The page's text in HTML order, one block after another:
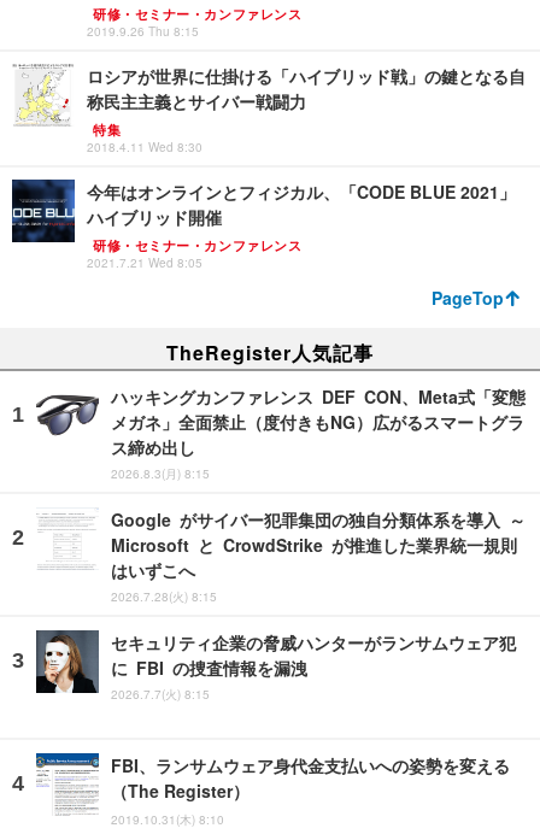
研修・セミナー・カンファレンス
2019.9.26 Thu 8:15
ロシアが世界に仕掛ける「ハイブリッド戦」の鍵となる自
称民主主義とサイバー戦闘力
特集
2018.4.11 Wed 8:30
今年はオンラインとフィジカル、「CODE BLUE 2021」
ハイブリッド開催
研修・セミナー・カンファレンス
2021.7.21 Wed 8:05
PageTop
TheRegister人気記事
ハッキングカンファレンス DEF CON、Meta式「変態
メガネ」全面禁止（度付きもNG）広がるスマートグラ
ス締め出し
2026.8.3(月) 8:15
Google がサイバー犯罪集団の独自分類体系を導入 ～
Microsoft と CrowdStrike が推進した業界統一規則
はいずこへ
2026.7.28(火) 8:15
セキュリティ企業の脅威ハンターがランサムウェア犯
に FBI の捜査情報を漏洩
2026.7.7(火) 8:15
FBI、ランサムウェア身代金支払いへの姿勢を変える
（The Register）
2019.10.31(木) 8:10